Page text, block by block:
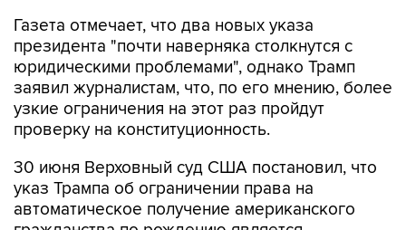
юридическими проблемами", однако Трамп
заявил журналистам, что, по его мнению, более
узкие ограничения на этот раз пройдут
проверку на конституционность.
30 июня Верховный суд США постановил, что
автоматическое получение американского
гражданства по рождению является
незаконным.